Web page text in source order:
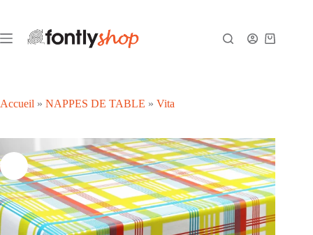
contenu
Panier
Accueil » NAPPES DE TABLE » Vita